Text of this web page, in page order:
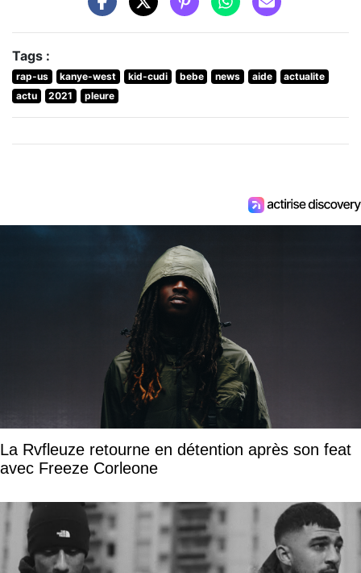
Tags :
rap-us kanye-west kid-cudi bebe news aide
actualite
actu
2021 pleure
La Rvfleuze retourne en détention après son feat
avec Freeze Corleone